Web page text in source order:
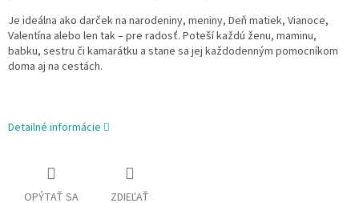
Je ideálna ako darček na narodeniny, meniny, Deň matiek, Vianoce,
Valentína alebo len tak – pre radosť. Poteší každú ženu, maminu,
babku, sestru či kamarátku a stane sa jej každodenným pomocníkom
doma aj na cestách.
Detailné informácie
OPÝTAŤ SA ZDIEĽAŤ